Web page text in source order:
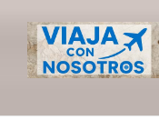
contenido